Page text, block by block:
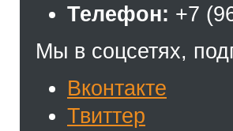
Телефон: +7
Мы в соцсетях,
Вконтакте
Твиттер